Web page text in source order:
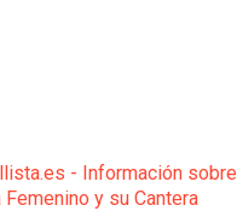
- Información sobre
y su Cantera